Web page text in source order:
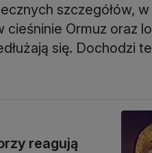
szczegółów,
Ormuz oraz
się. Dochodzi
reagują